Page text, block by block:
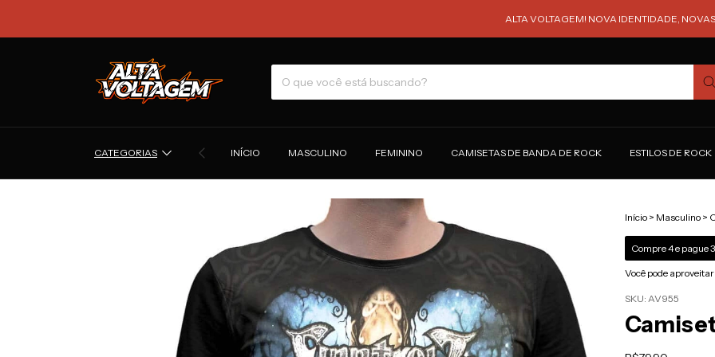
ALTA VOLTAGEM! NOVA IDENTIDADE, NOVAS
CATEGORIAS INÍCIO MASCULINO FEMININO CAMISETAS DE BANDA DE ROCK ESTILOS DE ROCK
Início > Masculino >
Compre 4 e pague
Você pode
SKU: AV955